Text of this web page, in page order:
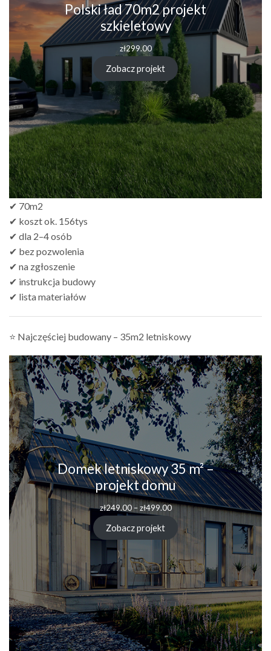
Polski ład 70m2 projekt
szkieletowy
zł299.00
Zobacz projekt
✔ 70m2
✔ koszt ok. 156tys
✔ dla 2–4 osób
✔ bez pozwolenia
✔ na zgłoszenie
✔ instrukcja budowy
✔ lista materiałów
⭐ Najczęściej budowany – 35m2 letniskowy
Domek letniskowy 35 m² –
projekt domu
zł249.00 – zł499.00Zakres
zł249.00
zł499.00
Zobacz projekt